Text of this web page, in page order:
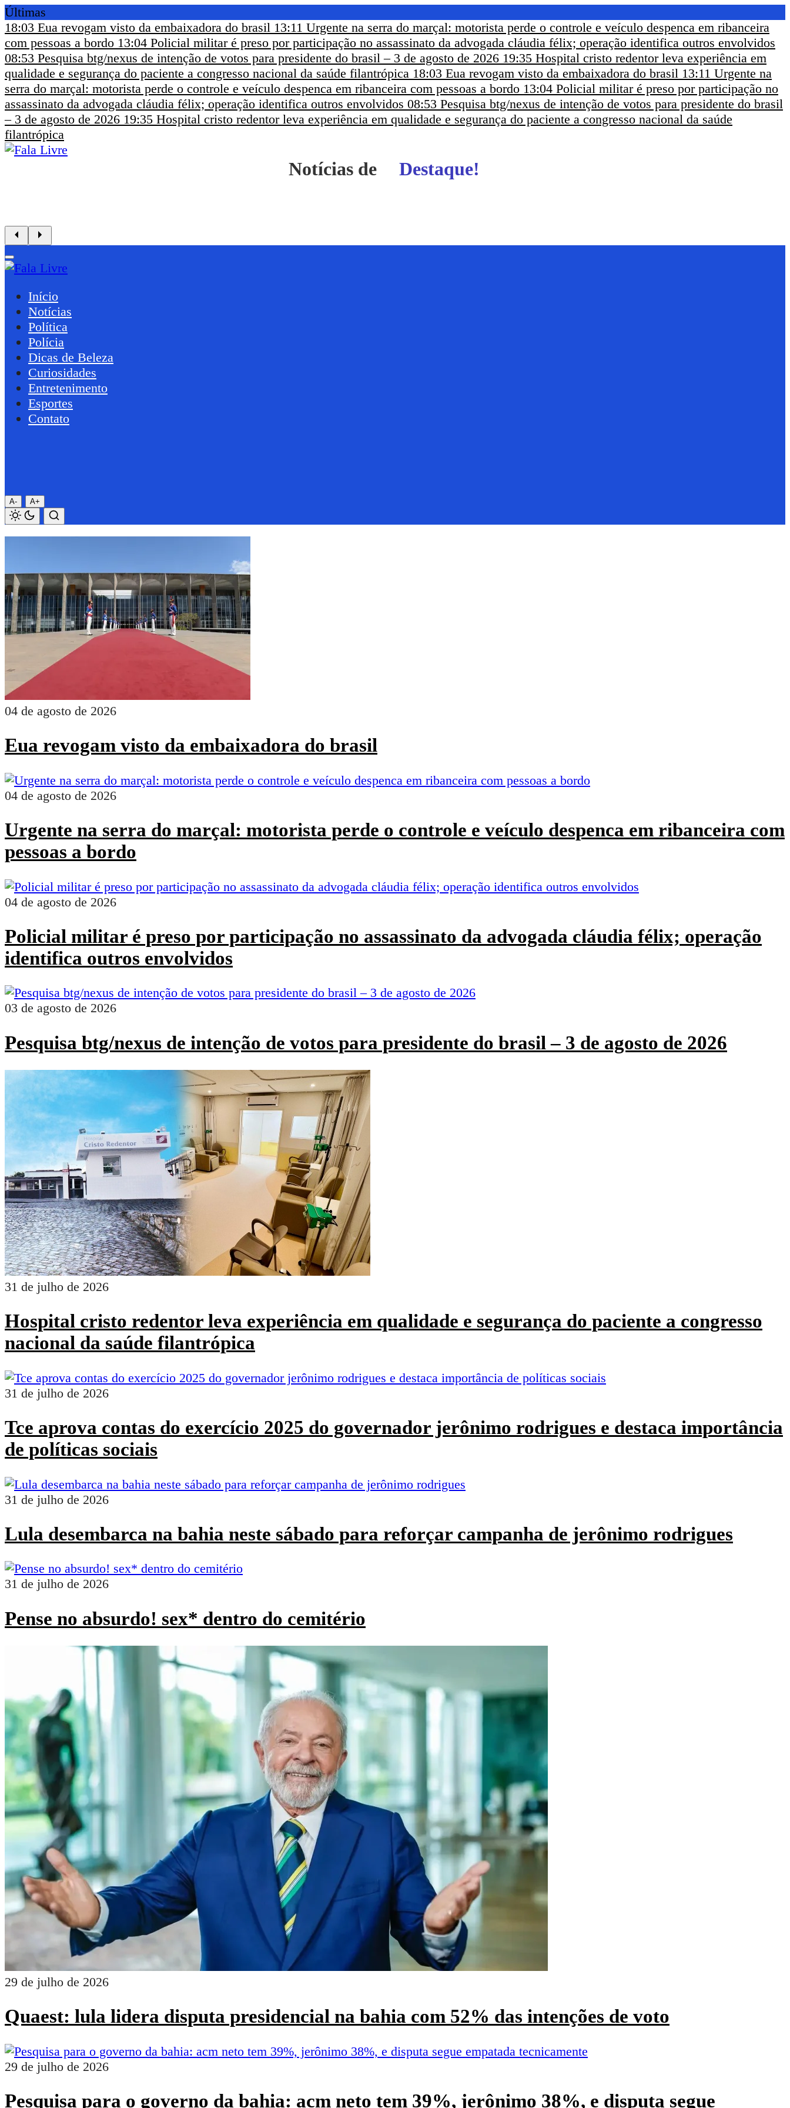
Últimas
18:03 Eua revogam visto da embaixadora do brasil 13:11 Urgente na serra do marçal: motorista perde o controle e veículo despenca em ribanceira
com pessoas a bordo 13:04 Policial militar é preso por participação no assassinato da advogada cláudia félix; operação identifica outros envolvidos
08:53 Pesquisa btg/nexus de intenção de votos para presidente do brasil – 3 de agosto de 2026 19:35 Hospital cristo redentor leva experiência em
qualidade e segurança do paciente a congresso nacional da saúde filantrópica 18:03 Eua revogam visto da embaixadora do brasil 13:11 Urgente na
serra do marçal: motorista perde o controle e veículo despenca em ribanceira com pessoas a bordo 13:04 Policial militar é preso por participação no
assassinato da advogada cláudia félix; operação identifica outros envolvidos 08:53 Pesquisa btg/nexus de intenção de votos para presidente do brasil
– 3 de agosto de 2026 19:35 Hospital cristo redentor leva experiência em qualidade e segurança do paciente a congresso nacional da saúde
filantrópica
Notícias de Itapetinga - BA
Início
Notícias
Política
Polícia
Dicas de Beleza
Curiosidades
Entretenimento
Esportes
Contato
A- A+
04 de agosto de 2026
Eua revogam visto da embaixadora do brasil
04 de agosto de 2026
Urgente na serra do marçal: motorista perde o controle e veículo despenca em ribanceira com
pessoas a bordo
04 de agosto de 2026
Policial militar é preso por participação no assassinato da advogada cláudia félix; operação
identifica outros envolvidos
03 de agosto de 2026
Pesquisa btg/nexus de intenção de votos para presidente do brasil – 3 de agosto de 2026
31 de julho de 2026
Hospital cristo redentor leva experiência em qualidade e segurança do paciente a congresso
nacional da saúde filantrópica
31 de julho de 2026
Tce aprova contas do exercício 2025 do governador jerônimo rodrigues e destaca importância
de políticas sociais
31 de julho de 2026
Lula desembarca na bahia neste sábado para reforçar campanha de jerônimo rodrigues
31 de julho de 2026
Pense no absurdo! sex* dentro do cemitério
29 de julho de 2026
Quaest: lula lidera disputa presidencial na bahia com 52% das intenções de voto
29 de julho de 2026
Pesquisa para o governo da bahia: acm neto tem 39%, jerônimo 38%, e disputa segue